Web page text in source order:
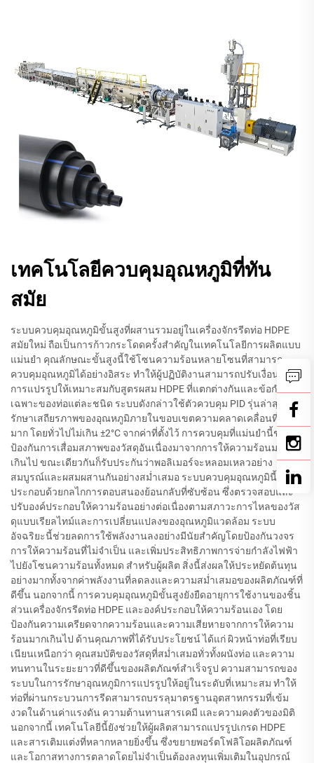
เทคโนโลยีควบคุมอุณหภูมิที่ทัน
สมัย
ระบบควบคุมอุณหภูมิขั้นสูงที่ผสานรวมอยู่ในเครื่องจักรรีดท่อ HDPE
สมัยใหม่ ถือเป็นการก้าวกระโดดครั้งสำคัญในเทคโนโลยีการผลิตแบบ
แม่นยำ คุณลักษณะขั้นสูงนี้ใช้โซนความร้อนหลายโซนที่สามารถ
ควบคุมอุณหภูมิได้อย่างอิสระ ทำให้ผู้ปฏิบัติงานสามารถปรับเงื่อนไข
การแปรรูปให้เหมาะสมกับสูตรผสม HDPE ที่แตกต่างกันและข้อกำหนด
เฉพาะของท่อแต่ละชนิด ระบบดังกล่าวใช้ตัวควบคุม PID รุ่นล่าสุดซึ่ง
รักษาเสถียรภาพของอุณหภูมิภายในขอบเขตความคลาดเคลื่อนที่แคบ
มาก โดยทั่วไปไม่เกิน ±2°C จากค่าที่ตั้งไว้ การควบคุมที่แม่นยำนี้ช่วย
ป้องกันการเสื่อมสภาพของวัสดุอันเนื่องมาจากการให้ความร้อนมาก
เกินไป ขณะเดียวกันก็รับประกันว่าพอลิเมอร์จะหลอมเหลวอย่าง
สมบูรณ์และผสมผสานกันอย่างสม่ำเสมอ ระบบควบคุมอุณหภูมินี้ยัง
ประกอบด้วยกลไกการตอบสนองย้อนกลับที่ซับซ้อน ซึ่งตรวจสอบและ
ปรับองค์ประกอบให้ความร้อนอย่างต่อเนื่องตามสภาวะการไหลของวัส
ดุแบบเรียลไทม์และการเปลี่ยนแปลงของอุณหภูมิแวดล้อม ระบบ
อัจฉริยะนี้ช่วยลดการใช้พลังงานลงอย่างมีนัยสำคัญโดยป้องกันวงจร
การให้ความร้อนที่ไม่จำเป็น และเพิ่มประสิทธิภาพการจ่ายกำลังไฟฟ้า
ไปยังโซนความร้อนทั้งหมด สำหรับผู้ผลิต สิ่งนี้ส่งผลให้ประหยัดต้นทุน
อย่างมากทั้งจากค่าพลังงานที่ลดลงและความสม่ำเสมอของผลิตภัณฑ์ที่
ดีขึ้น นอกจากนี้ การควบคุมอุณหภูมิขั้นสูงยังยืดอายุการใช้งานของชิ้น
ส่วนเครื่องจักรรีดท่อ HDPE และองค์ประกอบให้ความร้อนเอง โดย
ป้องกันความเครียดจากความร้อนและความเสียหายจากการให้ความ
ร้อนมากเกินไป ด้านคุณภาพที่ได้รับประโยชน์ ได้แก่ ผิวหน้าท่อที่เรียบ
เนียนเหนือกว่า คุณสมบัติของวัสดุที่สม่ำเสมอทั่วทั้งผนังท่อ และความ
ทนทานในระยะยาวที่ดีขึ้นของผลิตภัณฑ์สำเร็จรูป ความสามารถของ
ระบบในการรักษาอุณหภูมิการแปรรูปให้อยู่ในระดับที่เหมาะสม ทำให้
ท่อที่ผ่านกระบวนการรีดสามารถบรรลุมาตรฐานอุตสาหกรรมที่เข้ม
งวดในด้านค่าแรงดัน ความต้านทานสารเคมี และความคงตัวของมิติ
นอกจากนี้ เทคโนโลยีนี้ยังช่วยให้ผู้ผลิตสามารถแปรรูปเกรด HDPE
และสารเติมแต่งที่หลากหลายยิ่งขึ้น ซึ่งขยายพอร์ตโฟลิโอผลิตภัณฑ์
และโอกาสทางการตลาดโดยไม่จำเป็นต้องลงทุนเพิ่มเติมในอุปกรณ์